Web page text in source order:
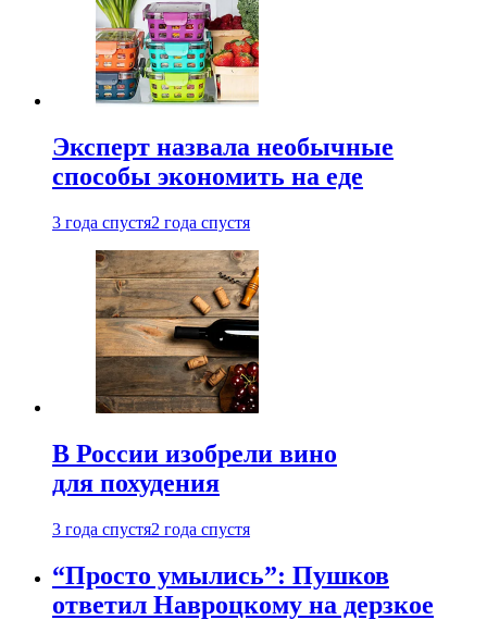
Эксперт назвала необычные
способы экономить на еде
3 года спустя2 года спустя
В России изобрели вино
для похудения
3 года спустя2 года спустя
“Просто умылись”: Пушков
ответил Навроцкому на дерзкое